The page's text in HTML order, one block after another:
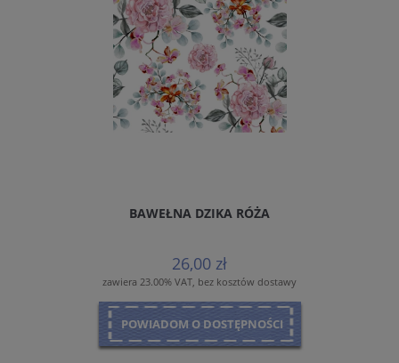
BAWEŁNA DZIKA RÓŻA
26,00 zł
zawiera 23.00% VAT, bez kosztów dostawy
POWIADOM O DOSTĘPNOŚCI